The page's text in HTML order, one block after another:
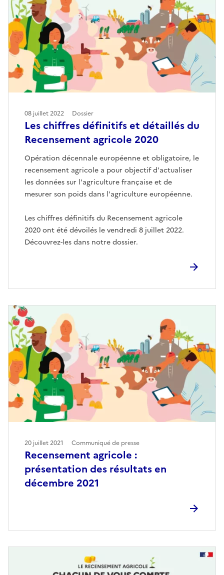
Les chiffres définitifs et détaillés du
Recensement agricole 2020
Opération décennale européenne et obligatoire, le
recensement agricole a pour objectif d'actualiser
les données sur l'agriculture française et de
mesurer son poids dans l'agriculture européenne.
Les chiffres définitifs du Recensement agricole
2020 ont été dévoilés le vendredi 8 juillet 2022.
Découvrez-les dans notre dossier.
08 juillet 2022 Dossier
Recensement agricole :
présentation des résultats en
décembre 2021
20 juillet 2021 Communiqué de presse